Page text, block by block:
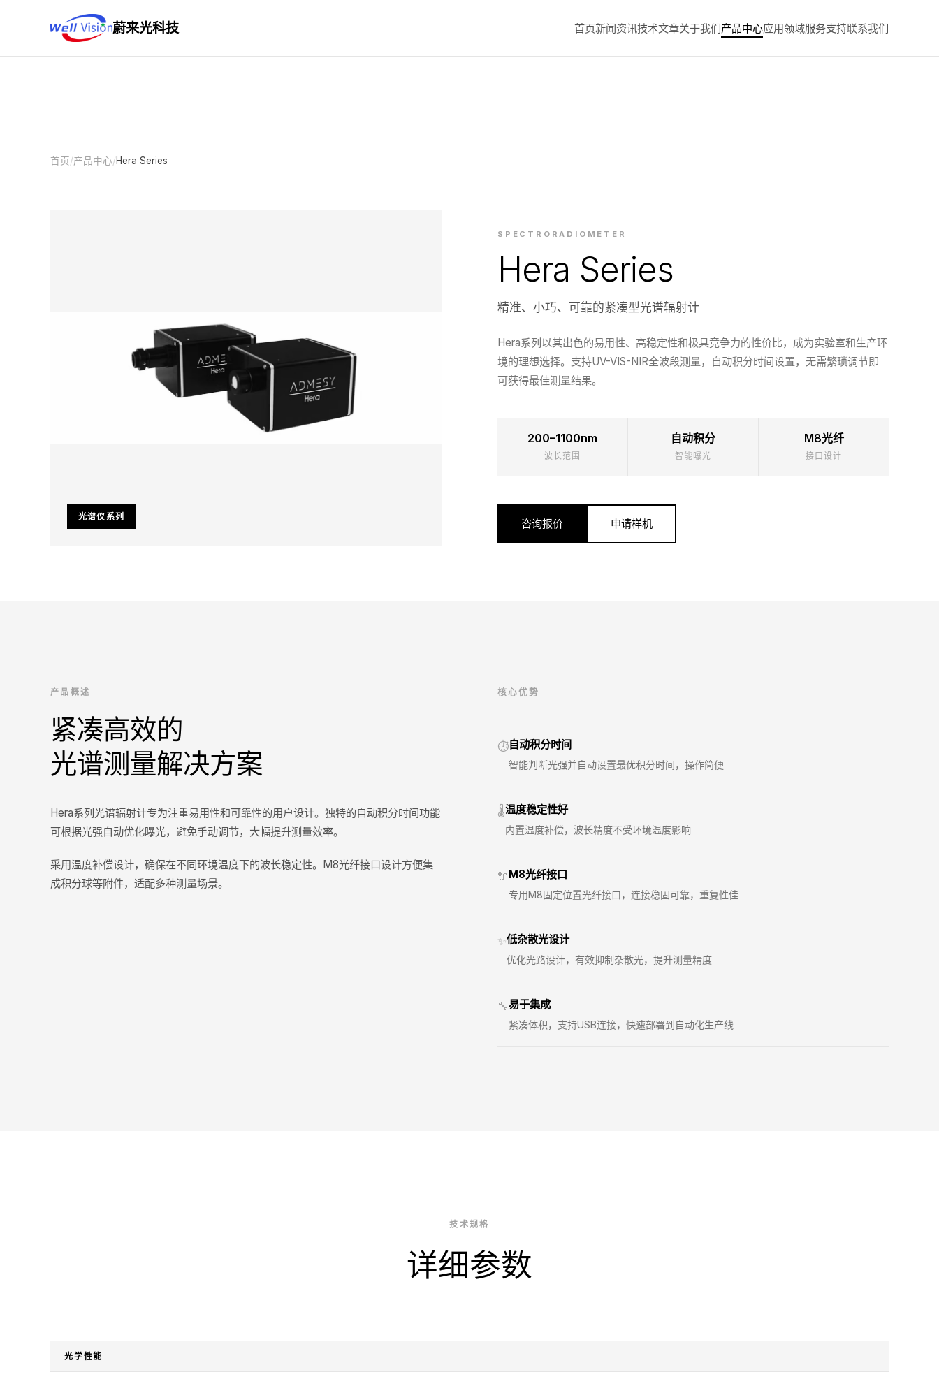
蔚来光科技 首页新闻资讯技术文章关于我们产品中心应用领域服务支持联系我们
首页/产品中心/Hera Series
光谱仪系列
SPECTRORADIOMETER
Hera Series
精准、小巧、可靠的紧凑型光谱辐射计
Hera系列以其出色的易用性、高稳定性和极具竞争力的性价比，成为实验室和生产环
境的理想选择。支持UV-VIS-NIR全波段测量，自动积分时间设置，无需繁琐调节即
可获得最佳测量结果。
200–1100nm
波长范围
自动积分
智能曝光
M8光纤
接口设计
咨询报价 申请样机
产品概述
紧凑高效的
光谱测量解决方案
Hera系列光谱辐射计专为注重易用性和可靠性的用户设计。独特的自动积分时间功能
可根据光强自动优化曝光，避免手动调节，大幅提升测量效率。
采用温度补偿设计，确保在不同环境温度下的波长稳定性。M8光纤接口设计方便集
成积分球等附件，适配多种测量场景。
核心优势
⏱️自动积分时间
智能判断光强并自动设置最优积分时间，操作简便
🌡️温度稳定性好
内置温度补偿，波长精度不受环境温度影响
🔌M8光纤接口
专用M8固定位置光纤接口，连接稳固可靠，重复性佳
✨低杂散光设计
优化光路设计，有效抑制杂散光，提升测量精度
🔧易于集成
紧凑体积，支持USB连接，快速部署到自动化生产线
技术规格
详细参数
光学性能